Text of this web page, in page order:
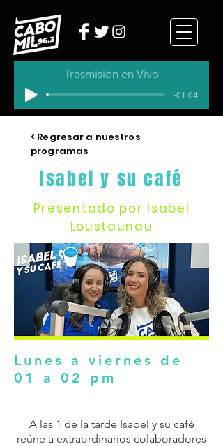
Trasmisión en Vivo
-01:04
< Regresar a nuestros
programas
Isabel y su café
Presentado por Isabel
Loustaunau
Lunes a viernes de
01 a 02 pm
A las 1 de la tarde Isabel y su café
reúne a extraordinarios colaboradores